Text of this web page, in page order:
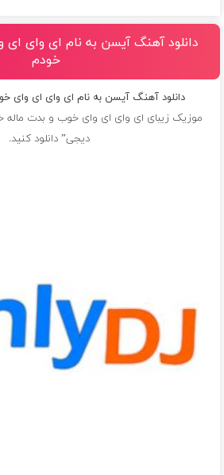
دانلود آهنگ آیسن به نام ای وای
خودم
دانلود آهنگ آیسن به نام ای وای ای وای
موزیک زیبای ای وای ای وای خوب و بدت ماله
دیجی” دانلود کنید.